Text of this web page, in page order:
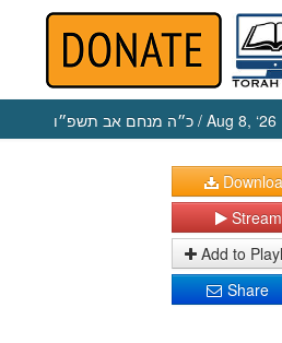
כ״ה מנחם אב תשפ״ו / Aug 8, ‘26
Stream
Add to
Share